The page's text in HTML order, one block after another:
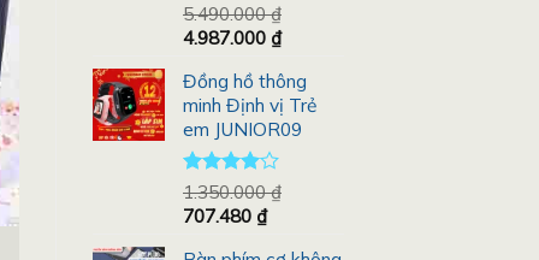
Được
xếp
hạng
3.50
5
sao
5.490.000₫
Giá
là:
5.490.000 ₫.
4.987.000 ₫Giá
tại
là:
4.987.000 ₫.
Đồng hồ thông
minh Định vị Trẻ
em JUNIOR09
Được
xếp hạng
4.005
sao
1.350.000₫
Giá
707.480 ₫Giá